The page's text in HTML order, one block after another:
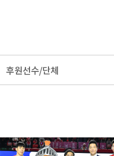
후원선수/단체